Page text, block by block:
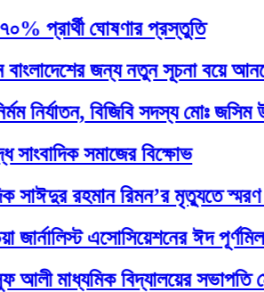
ঘোষণার প্রস্তুতি
জন্য নতুন সূচনা বয়ে আনবে:
বিজিবি সদস্য মোঃ জসিম উদ্দিন
সমাজের বিক্ষোভ
রহমান রিমন’র মৃত্যুতে স্মরণ সভা
এসোসিয়েশনের ঈদ পূর্ণমিলনী
মাধ্যমিক বিদ্যালয়ের সভাপতি মোঃ